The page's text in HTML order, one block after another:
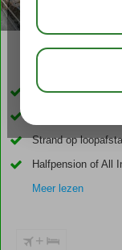
Sfeervol en
Strand op
Halfpension of All
Meer lezen
+